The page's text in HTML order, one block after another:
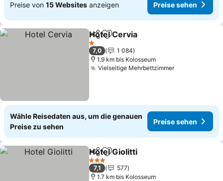
Preise von 15 Websites anzeigen Preise sehen
TeilenZu Favoriten hinzufügen
Hotel Cervia
1 Sterne
7,0
1 084
1.9 km bis Kolosseum
Vielseitige MehrbettzimmerPreise sehen
Wähle Reisedaten aus, um die genauen
Preise zu sehen
Preise sehen
TeilenZu Favoriten hinzufügen
Hotel Giolitti
3 Sterne
7,1
577
1.7 km bis Kolosseum